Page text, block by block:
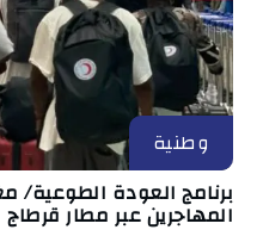
وطنية
برنامج العودة الطوعية/
المهاجرين عبر مطار قرطاج